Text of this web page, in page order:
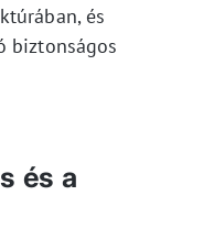
és
biztonságos
és a